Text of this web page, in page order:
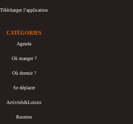
Télécharger l’application
CATÉGORIES
Agenda
Où manger ?
Où dormir ?
Se déplacer
Activités&Loisirs
Recettes